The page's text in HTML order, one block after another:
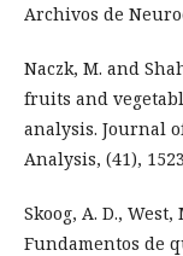
Archivos de
Naczk, M. and
fruits and
analysis. Journal
Analysis, (41),
Skoog, A. D., West,
Fundamentos de